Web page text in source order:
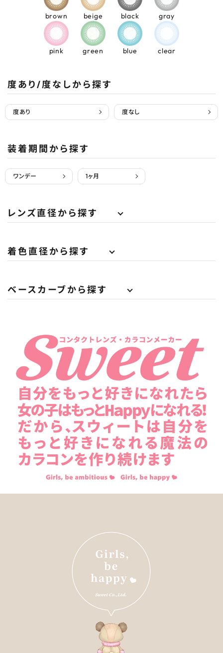
brown beige black gray
pink green blue clear
度あり/度なしから探す
度あり 度なし
装着期間から探す
ワンデー 1ヶ月
レンズ直径から探す
着色直径から探す
ベースカーブから探す